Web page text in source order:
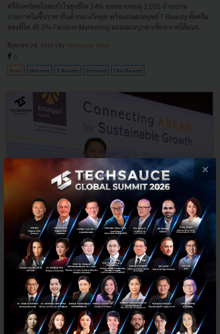
ศรีจันทร์สหโอสถกำไรสุทธิโต 34% ยอดขายทะลุ 2,055 ล้านบาท
ประกาศไม่ขึ้นราคาสินค้ากลางวิกฤต พร้อมถอดกลยุทธ์ T-Beauty ทั้งครีม
ซองที่โต 45.3% Fandom Marketing และแผนบุกอาเซียน ภายใต้แนว...
มิถุนายน 24, 2026 | By Techsauce Team
0
News Skincare T-Beauty Srichand Thai Beauty
ธนาคารกรุงศรี เปิด 5 กลยุทธ์ เร่งสร้างการเติบโต อย่างยั่งยืนใน
ตลาดใหม่ สอดรับแนวโน้ม Mega Trend
ธนาคารกรุงศรีอยุธยา จำกัด (มหาชน)ประกาศแผนธุรกิจระยะกลางฉบับ
ใหม่ปี 2564 - 2566 มุ่งสู่การเป็น 'สถาบันการเงินไทยที่เป็นที่หนึ่งในใจ
ลูกค้า พร้อมเชื่อมโยงความต้องการของลูกค้าทั่วทั้งภ...
กุมภาพันธ์ 3, 2021| By
Techsauce Team
×